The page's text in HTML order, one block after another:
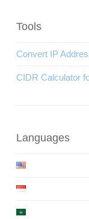
Tools
Convert IP
CIDR Calculator
Languages